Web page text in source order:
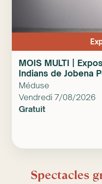
MOIS MULTI | Exposition : Her Majesty’s
Indians de Jobena
Ahkwayaonhkeh
Méduse
Vendredi 7/08/2026
Gratuit
Spectacles